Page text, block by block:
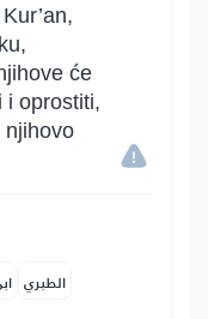
će
i oprostiti,
njihovo
الطبري